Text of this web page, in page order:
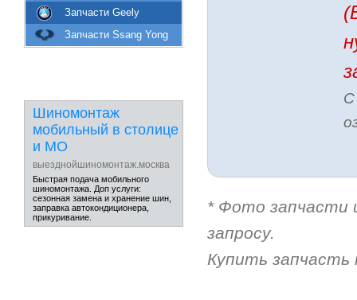
С
* Фото запчасти
запросу.
Купить
Запчасти Geely
Запчасти Ssang Yong
Шиномонтаж
мобильный в столице
и МО
выезднойшиномонтаж.москва
Быстрая подача мобильного
шиномонтажа. Доп услуги:
сезонная замена и хранение шин,
заправка автокондиционера,
прикуривание.